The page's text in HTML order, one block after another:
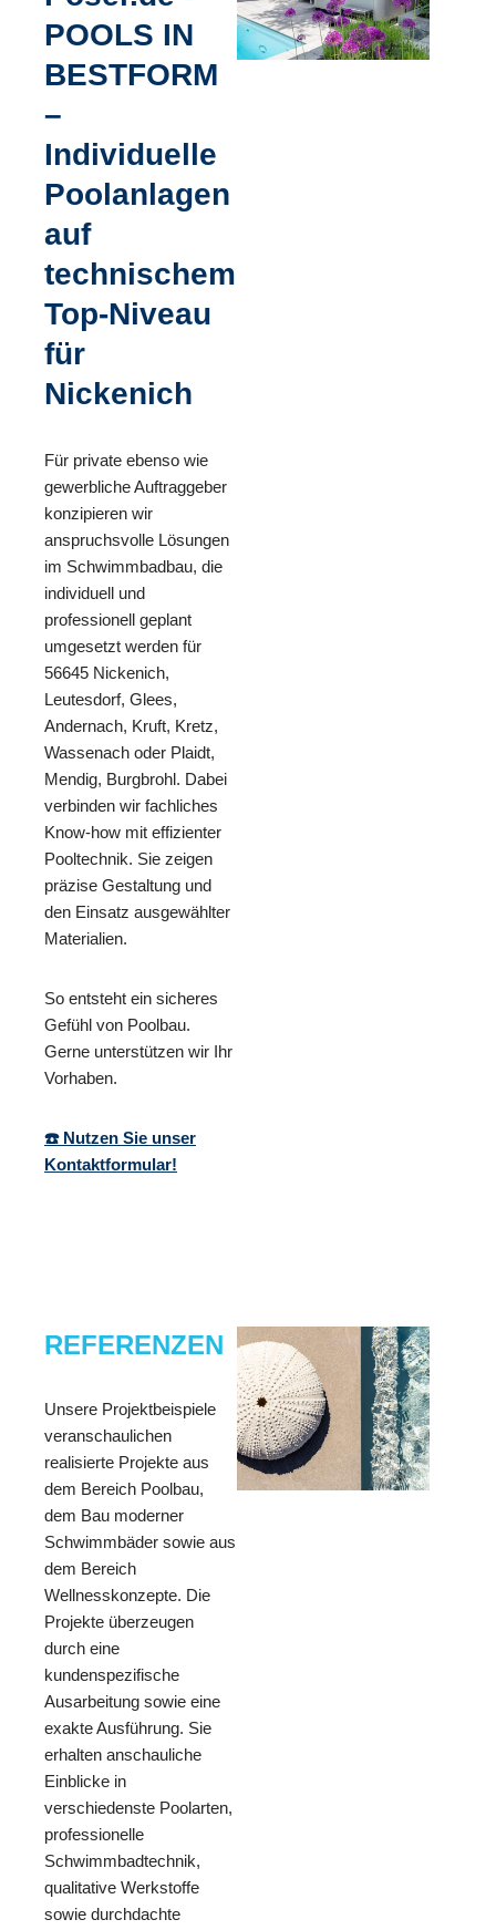
POOLS IN
BESTFORM
–
Individuelle
Poolanlagen
auf
technischem
Top-Niveau
für
Nickenich
Für private ebenso wie
gewerbliche Auftraggeber
konzipieren wir
anspruchsvolle Lösungen
im Schwimmbadbau, die
individuell und
professionell geplant
umgesetzt werden für
56645 Nickenich,
Leutesdorf, Glees,
Andernach, Kruft, Kretz,
Wassenach oder Plaidt,
Mendig, Burgbrohl. Dabei
verbinden wir fachliches
Know-how mit effizienter
Pooltechnik. Sie zeigen
präzise Gestaltung und
den Einsatz ausgewählter
Materialien.
So entsteht ein sicheres
Gefühl von Poolbau.
Gerne unterstützen wir Ihr
Vorhaben.
☎️ Nutzen Sie unser
Kontaktformular!
REFERENZEN
Unsere Projektbeispiele
veranschaulichen
realisierte Projekte aus
dem Bereich Poolbau,
dem Bau moderner
Schwimmbäder sowie aus
dem Bereich
Wellnesskonzepte. Die
Projekte überzeugen
durch eine
kundenspezifische
Ausarbeitung sowie eine
exakte Ausführung. Sie
erhalten anschauliche
Einblicke in
verschiedenste Poolarten,
professionelle
Schwimmbadtechnik,
qualitative Werkstoffe
sowie durchdachte